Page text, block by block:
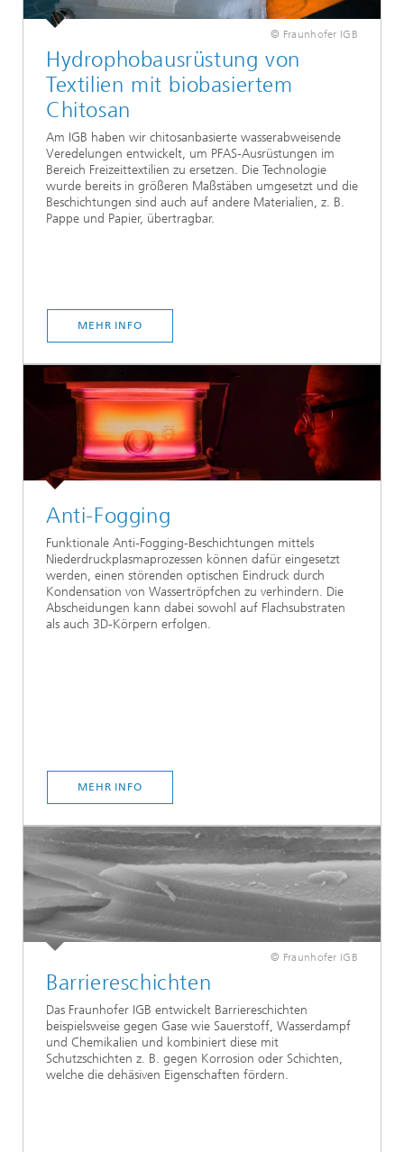
© Fraunhofer IGB
Hydrophobausrüstung von
Textilien mit biobasiertem
Chitosan
Am IGB haben wir chitosanbasierte wasserabweisende
Veredelungen entwickelt, um PFAS-Ausrüstungen im
Bereich Freizeittextilien zu ersetzen. Die Technologie
wurde bereits in größeren Maßstäben umgesetzt und die
Beschichtungen sind auch auf andere Materialien, z. B.
Pappe und Papier, übertragbar.
MEHR INFO
Anti-Fogging
Funktionale Anti-Fogging-Beschichtungen mittels
Niederdruckplasmaprozessen können dafür eingesetzt
werden, einen störenden optischen Eindruck durch
Kondensation von Wassertröpfchen zu verhindern. Die
Abscheidungen kann dabei sowohl auf Flachsubstraten
als auch 3D-Körpern erfolgen.
MEHR INFO
© Fraunhofer IGB
Barriereschichten
Das Fraunhofer IGB entwickelt Barriereschichten
beispielsweise gegen Gase wie Sauerstoff, Wasserdampf
und Chemikalien und kombiniert diese mit
Schutzschichten z. B. gegen Korrosion oder Schichten,
welche die dehäsiven Eigenschaften fördern.